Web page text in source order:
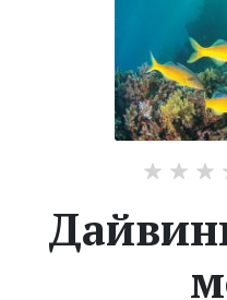
Экранизации